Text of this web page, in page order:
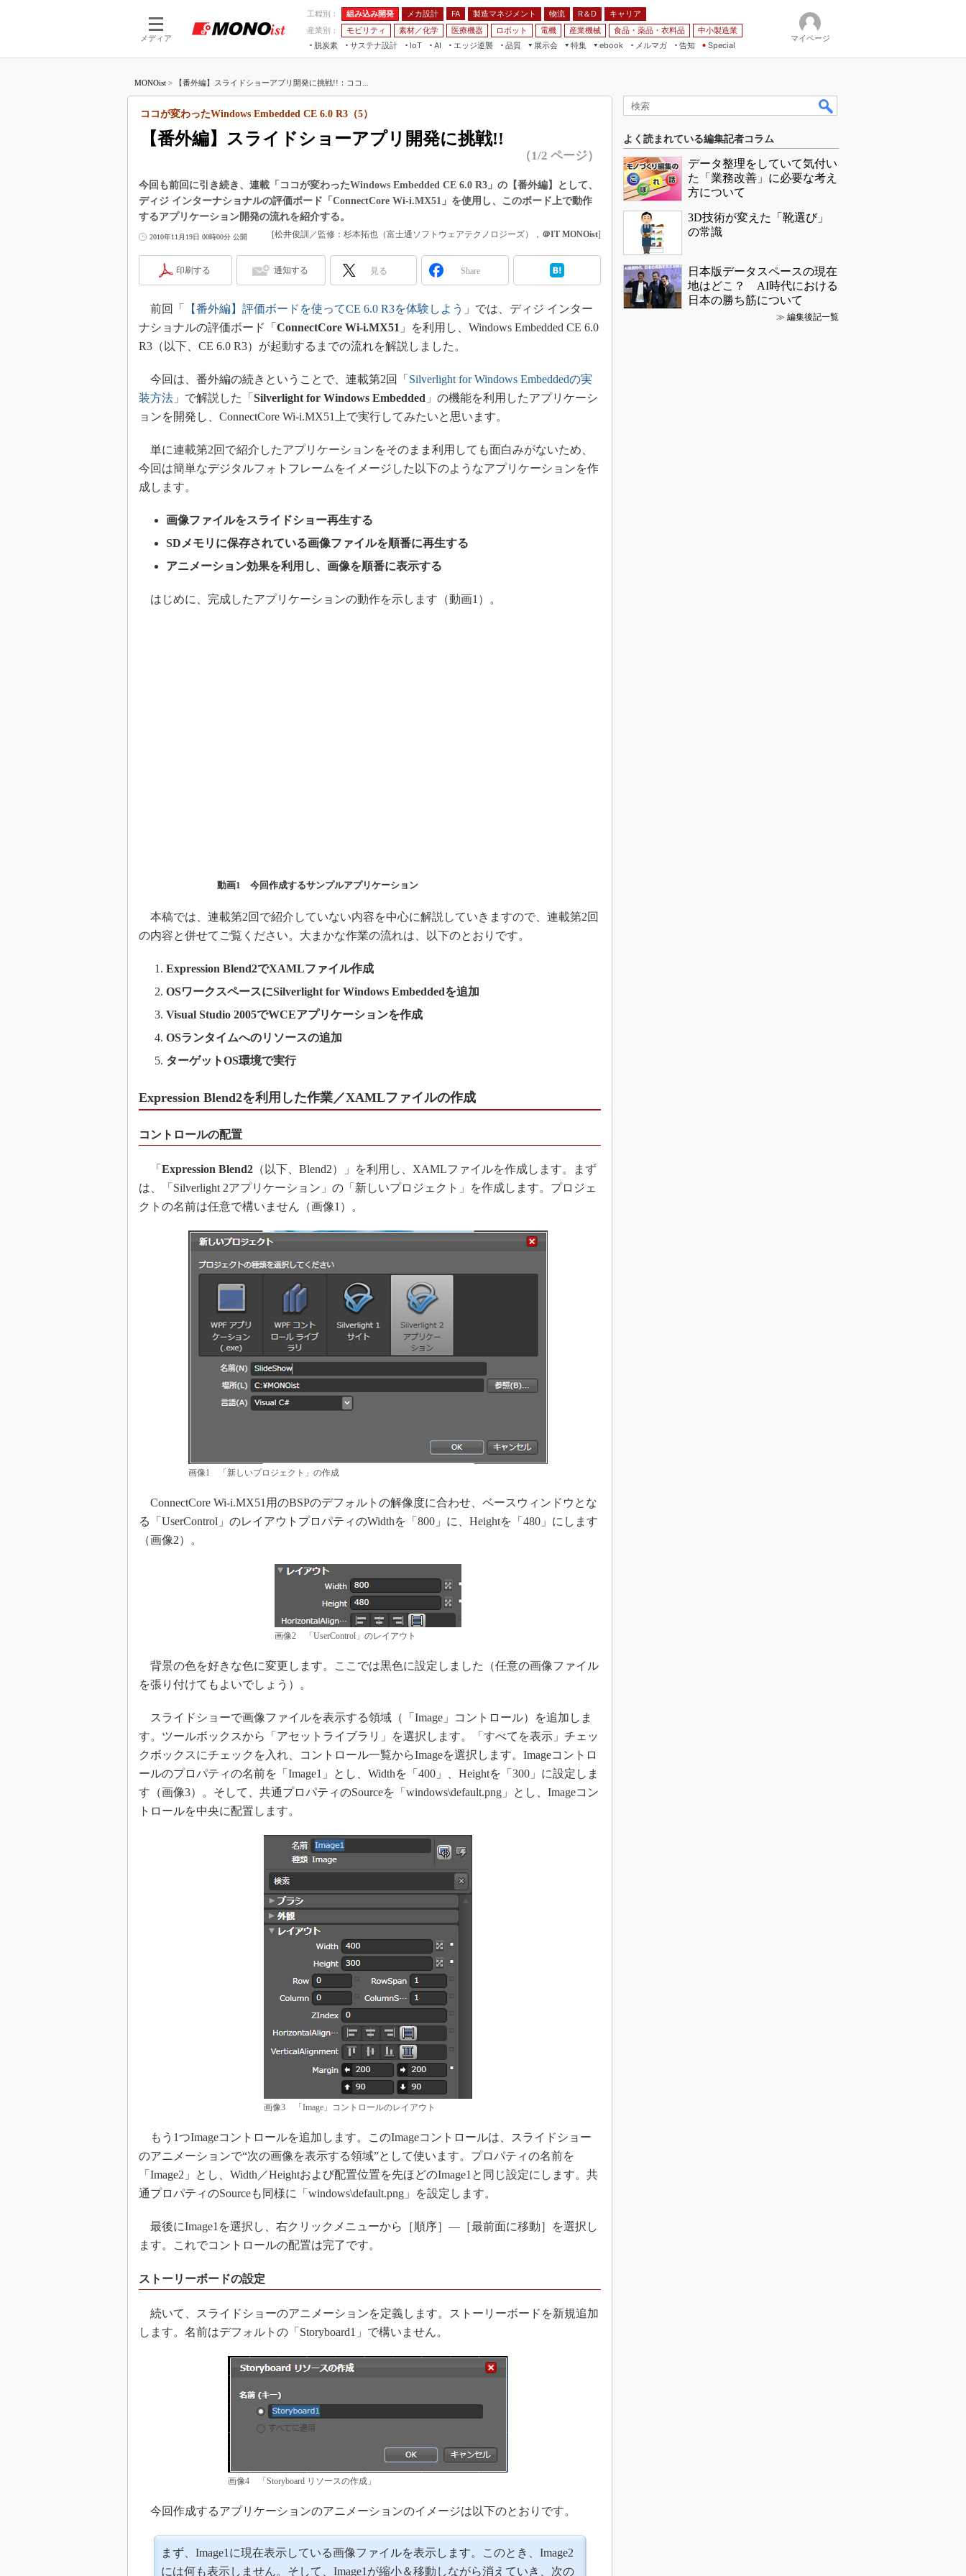
メディア
工程別： 組み込み開発 メカ設計 FA 製造マネジメント 物流 R＆D
キャリア
産業別：
モビリティ 素材／化学 医療機器 ロボット 電機 産業機械 食品・薬品・衣料品
中小製造業
脱炭素
サステナ設計
IoT
つながる工場
AI
AI×設備保全
エッジ逆襲 品質
展示会
IIFES
ジャパンモビリティショー
TECHNO-FRONTIER
EdgeTech+
AUTOMOTIVE WORLD
産業オープンネット展
特集
VR／AR
フィールドサービス
組み込み画像技術
Windows Embedded
ISO26262
無償設計ツール
3Dプリンタ
デジタルツインとCAE
インダストリー4.0
イノベーション
グローバル設計・開発
制御セキュリティ
新型コロナへの対応
ebook
FA
モビリティ
メルマガ
告知 Special
マイページ
MONOist > 【番外編】スライドショーアプリ開発に挑戦!!：ココ...
【番外編】スライドショーアプリ開発に挑戦!!
ココが変わったWindows Embedded CE 6.0 R3（5）
（1/2 ページ）
今回も前回に引き続き、連載「ココが変わったWindows Embedded CE 6.0 R3」の【番外編】として、
ディジ インターナショナルの評価ボード「ConnectCore Wi-i.MX51」を使用し、このボード上で動作
するアプリケーション開発の流れを紹介する。
2010年11月19日 00時00分 公開 [松井俊訓／監修：杉本拓也（富士通ソフトウェアテクノロジーズ）， ＠IT MONOist]
印刷する 通知する 見る Share
前回「 【番外編】評価ボードを使ってCE 6.0 R3を体験しよう 」では、ディジ インター
ナショナルの評価ボード「 ConnectCore Wi-i.MX51 」を利用し、Windows Embedded CE 6.0
R3（以下、CE 6.0 R3）が起動するまでの流れを解説しました。
今回は、番外編の続きということで、連載第2回「 Silverlight for Windows Embeddedの実
装方法 」で解説した「 Silverlight for Windows Embedded 」の機能を利用したアプリケーシ
ョンを開発し、ConnectCore Wi-i.MX51上で実行してみたいと思います。
単に連載第2回で紹介したアプリケーションをそのまま利用しても面白みがないため、
今回は簡単なデジタルフォトフレームをイメージした以下のようなアプリケーションを作
成します。
画像ファイルをスライドショー再生する
SDメモリに保存されている画像ファイルを順番に再生する
アニメーション効果を利用し、画像を順番に表示する
はじめに、完成したアプリケーションの動作を示します（動画1）。
動画1 今回作成するサンプルアプリケーション
本稿では、連載第2回で紹介していない内容を中心に解説していきますので、連載第2回
の内容と併せてご覧ください。大まかな作業の流れは、以下のとおりです。
Expression Blend2でXAMLファイル作成
OSワークスペースにSilverlight for Windows Embeddedを追加
Visual Studio 2005でWCEアプリケーションを作成
OSランタイムへのリソースの追加
ターゲットOS環境で実行
Expression Blend2を利用した作業／XAMLファイルの作成
コントロールの配置
「 Expression Blend2 （以下、Blend2）」を利用し、XAMLファイルを作成します。まず
は、「Silverlight 2アプリケーション」の「新しいプロジェクト」を作成します。プロジェ
クトの名前は任意で構いません（画像1）。
画像1 「新しいプロジェクト」の作成
ConnectCore Wi-i.MX51用のBSPのデフォルトの解像度に合わせ、ベースウィンドウとな
る「UserControl」のレイアウトプロパティのWidthを「800」に、Heightを「480」にします
（画像2）。
画像2 「UserControl」のレイアウト
背景の色を好きな色に変更します。ここでは黒色に設定しました（任意の画像ファイル
を張り付けてもよいでしょう）。
スライドショーで画像ファイルを表示する領域（「Image」コントロール）を追加しま
す。ツールボックスから「アセットライブラリ」を選択します。「すべてを表示」チェッ
クボックスにチェックを入れ、コントロール一覧からImageを選択します。Imageコントロ
ールのプロパティの名前を「Image1」とし、Widthを「400」、Heightを「300」に設定しま
す（画像3）。そして、共通プロパティのSourceを「windows\default.png」とし、Imageコン
トロールを中央に配置します。
画像3 「Image」コントロールのレイアウト
もう1つImageコントロールを追加します。このImageコントロールは、スライドショー
のアニメーションで“次の画像を表示する領域”として使います。プロパティの名前を
「Image2」とし、Width／Heightおよび配置位置を先ほどのImage1と同じ設定にします。共
通プロパティのSourceも同様に「windows\default.png」を設定します。
最後にImage1を選択し、右クリックメニューから［順序］―［最前面に移動］を選択し
ます。これでコントロールの配置は完了です。
ストーリーボードの設定
続いて、スライドショーのアニメーションを定義します。ストーリーボードを新規追加
します。名前はデフォルトの「Storyboard1」で構いません。
画像4 「Storyboard リソースの作成」
今回作成するアプリケーションのアニメーションのイメージは以下のとおりです。
まず、Image1に現在表示している画像ファイルを表示します。このとき、Image2
には何も表示しません。そして、Image1が縮小＆移動しながら消えていき、次の
よく読まれている編集記者コラム
データ整理をしていて気付い
た「業務改善」に必要な考え
方について
3D技術が変えた「靴選び」
の常識
日本版データスペースの現在
地はどこ？ AI時代における
日本の勝ち筋について
≫ 編集後記一覧